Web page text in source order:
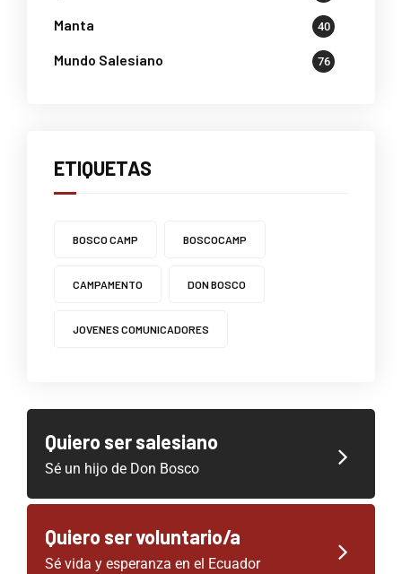
Manta 40
Mundo Salesiano 76
ETIQUETAS
BOSCO CAMP BOSCOCAMP
CAMPAMENTO DON BOSCO
JOVENES COMUNICADORES
Quiero ser salesiano
Sé un hijo de Don Bosco
Quiero ser voluntario/a
Sé vida y esperanza en el Ecuador